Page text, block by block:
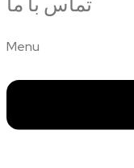
Menu